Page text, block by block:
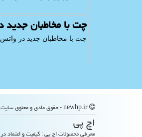
چت با مخاطبان
چت با مخاطبان جدید در
اچ پی
معرفی محصولات اچ پی : کیفیت و اعتماد